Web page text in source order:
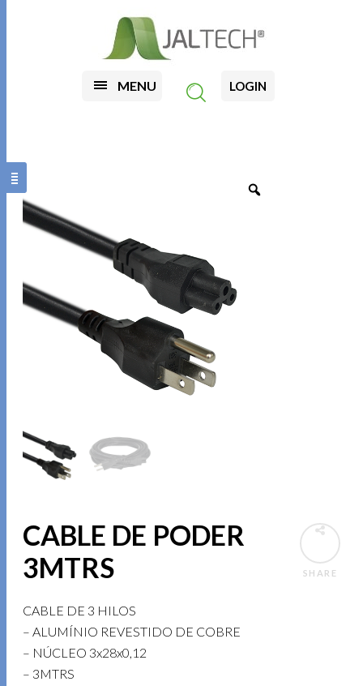
MENU LOGIN
SHARE
CABLE DE PODER
3MTRS
CABLE DE 3 HILOS
– ALUMÍNIO REVESTIDO DE COBRE
– NÚCLEO 3x28x0,12
– 3MTRS